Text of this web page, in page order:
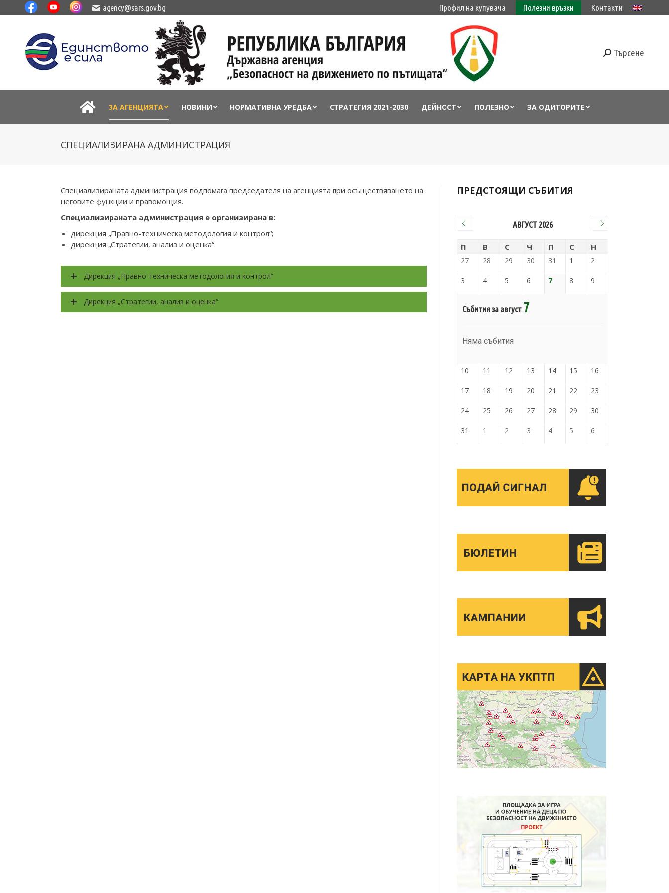
agency@sars.gov.bg Профил на купувача Полезни връзки Контакти
Търсене
ЗА АГЕНЦИЯТА НОВИНИ НОРМАТИВНА УРЕДБА СТРАТЕГИЯ 2021-2030 ДЕЙНОСТ ПОЛЕЗНО ЗА ОДИТОРИТЕ
СПЕЦИАЛИЗИРАНА АДМИНИСТРАЦИЯ
Специализираната администрация подпомага председателя на агенцията при осъществяването на
неговите функции и правомощия.
Специализираната администрация е организирана в:
дирекция „Правно-техническа методология и контрол“;
дирекция „Стратегии, анализ и оценка“.
Дирекция „Правно-техническа методология и контрол“
Дирекция „Стратегии, анализ и оценка“
ПРЕДСТОЯЩИ СЪБИТИЯ
АВГУСТ 2026
П В С Ч П С Н
27 28 29 30 31 1 2
3 4 5 6 7 8 9
Събития за август 7
Няма събития
10 11 12 13 14 15 16
17 18 19 20 21 22 23
24 25 26 27 28 29 30
31 1 2 3 4 5 6